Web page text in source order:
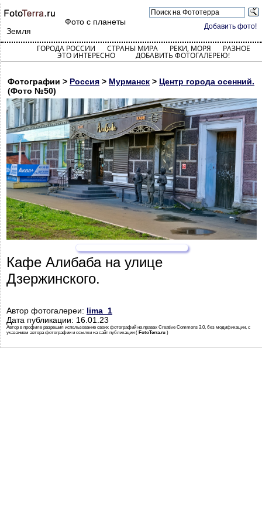
Добавить фото!
Фото с планеты
Земля
ГОРОДА РОССИИ СТРАНЫ МИРА РЕКИ, МОРЯ РАЗНОЕ
ЭТО ИНТЕРЕСНО ДОБАВИТЬ ФОТОГАЛЕРЕЮ!
Фотографии > Россия > Мурманск > Центр города осенний.
(Фото №50)
Кафе Алибаба на улице
Дзержинского.
Автор фотогалереи: lima_1
Дата публикации: 16.01.23
Автор в профиле разрешил использование своих фотографий на правах Creative Commons 3.0, без модификации, с
указанием автора фотографии и ссылки на сайт публикации ( FotoTerra.ru )